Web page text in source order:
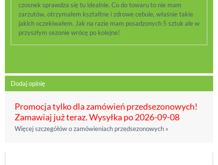
czosnek sprawdza się tu idealnie. Co do towaru to nie mam
zarzutów, otrzymałem kształtne i zdrowe cebule, właśnie takie
jakich oczekiwałem. Jak na razie mam posadzonych 5 sztuk ale w
przyszłym sezonie wrócę po kolejne!
Dodaj opinię
Promocja tylko dla zamówień przedsezonowych!
Zamawiaj już teraz. Wysyłka po 2026-09-08
Więcej szczegółów o zamówieniach przedsezonowych »